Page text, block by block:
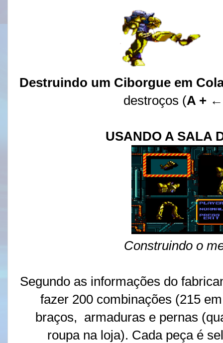
Destruindo um Ciborgue em
destroços (A +
USANDO A SALA
Construindo o
Segundo as informações do
fazer 200 combinações (215
braços, armaduras e pernas
roupa na loja). Cada peça é